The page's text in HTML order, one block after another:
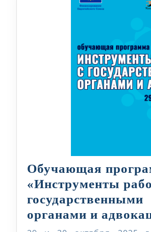
Обучающая
«Инструменты
государственными
органами и